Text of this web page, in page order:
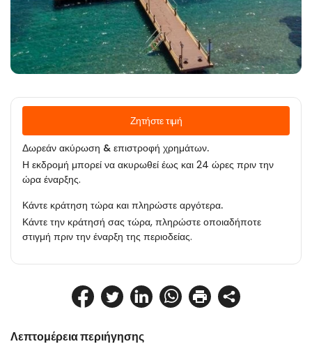
Λεπτομέρεια περιήγησης
Ζητήστε τιμή
Δωρεάν ακύρωση & επιστροφή χρημάτων.
Η εκδρομή μπορεί να ακυρωθεί έως και 24 ώρες πριν την
ώρα έναρξης.
Κάντε κράτηση τώρα και πληρώστε αργότερα.
Κάντε την κράτησή σας τώρα, πληρώστε οποιαδήποτε
στιγμή πριν την έναρξη της περιοδείας.